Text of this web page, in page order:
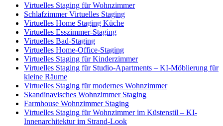
Virtuelles Staging für Wohnzimmer
Schlafzimmer Virtuelles Staging
Virtuelles Home Staging Küche
Virtuelles Esszimmer-Staging
Virtuelles Bad-Staging
Virtuelles Home-Office-Staging
Virtuelles Staging für Kinderzimmer
Virtuelles Staging für Studio-Apartments – KI-Möblierung für
kleine Räume
Virtuelles Staging für modernes Wohnzimmer
Skandinavisches Wohnzimmer Staging
Farmhouse Wohnzimmer Staging
Virtuelles Staging für Wohnzimmer im Küstenstil – KI-
Innenarchitektur im Strand-Look